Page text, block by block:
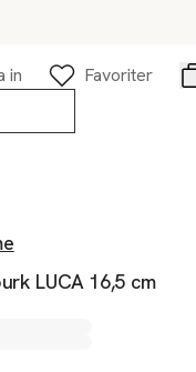
in
Favoriter
LUCA 16,5 cm